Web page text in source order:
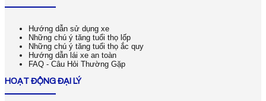
Hướng dẫn sử dụng xe
Những chú ý tăng tuổi thọ lốp
Những chú ý tăng tuổi thọ ắc quy
Hướng dẫn lái xe an toàn
FAQ - Câu Hỏi Thường Gặp
HOẠT ĐỘNG ĐẠI LÝ